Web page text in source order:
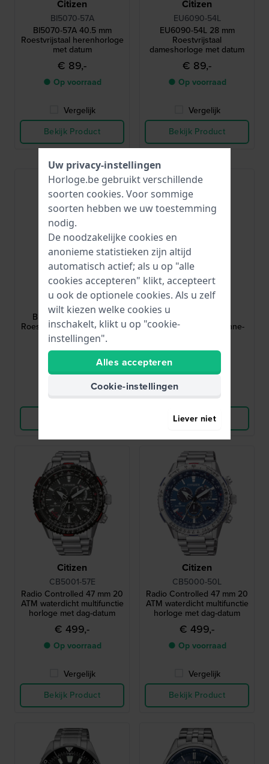
Citizen
BI5070-57A
BI5070-57A 40.5 mm
Roestvrijstaal herenhorloge
met datum
€ 89,-
● Op voorraad
Vergelijk
Bekijk Product
Citizen
EU6090-54L
EU6090-54L 28 mm
Roestvrijstaal
dameshorloge met datum
€ 89,-
● Op voorraad
Vergelijk
Bekijk Product
Citizen
BI5070-57H
BI5070-57H 40.5 mm
Roestvrijstaal herenhorloge
met datum
€ 89,-
● Op voorraad
Vergelijk
Bestseller
Citizen
Elegance 32 mm
Dameshorloge op zonne-
€ 149,-
● Op voorraad
Vergelijk
Bekijk Product
Citizen
CB5001-57E
Radio Controlled 47 mm 20
ATM waterdicht multifunctie
horloge met dag-datum
€ 499,-
● Op voorraad
Vergelijk
Bekijk Product
Citizen
CB5000-50L
Radio Controlled 47 mm 20
ATM waterdicht multifunctie
horloge met dag-datum
€ 499,-
● Op voorraad
Vergelijk
Bekijk Product
Uw privacy-instellingen
Horloge.be gebruikt verschillende
soorten cookies. Voor sommige
soorten hebben we uw toestemming
nodig.
De noodzakelijke cookies en
anonieme statistieken zijn altijd
automatisch actief; als u op "alle
cookies accepteren" klikt, accepteert
u ook de optionele cookies. Als u zelf
wilt kiezen welke cookies u
inschakelt, klikt u op "cookie-
instellingen".
Alles accepteren
Cookie-instellingen
Liever niet